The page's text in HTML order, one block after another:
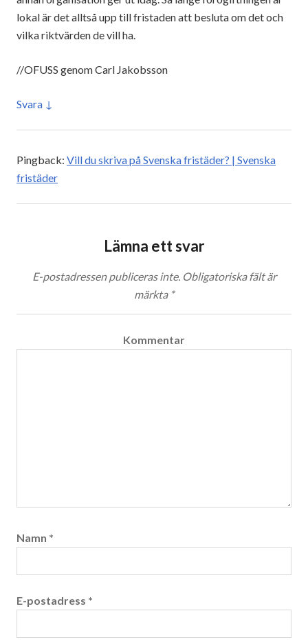
lokal är det alltså upp till fristaden att besluta om det och
vilka riktvärden de vill ha.
//OFUSS genom Carl Jakobsson
Svara
Pingback: Vill du skriva på Svenska fristäder? | Svenska
fristäder
Lämna ett svar
E-postadressen publiceras inte.Obligatoriska fält är
märkta *
Kommentar
Namn *
E-postadress *